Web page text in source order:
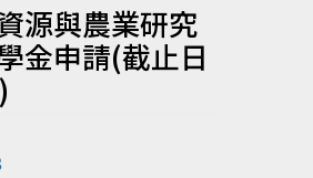
源與農業研究
金申請(截止日